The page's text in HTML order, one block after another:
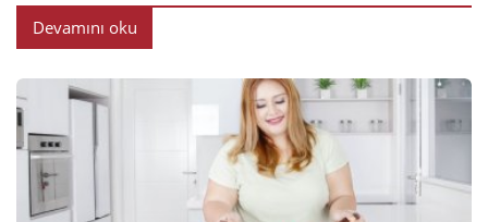
Devamını oku
2023